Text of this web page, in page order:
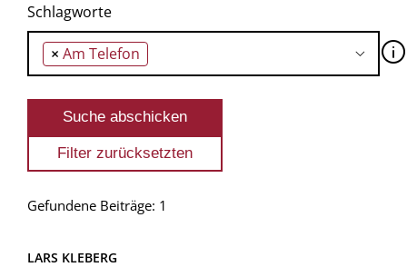
Schlagworte
× Am Telefon 🛈
Gefundene Beiträge: 1
LARS KLEBERG